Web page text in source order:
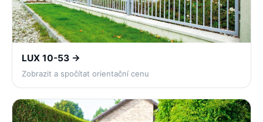
LUX 10-53 →
Zobrazit a spočítat orientační cenu